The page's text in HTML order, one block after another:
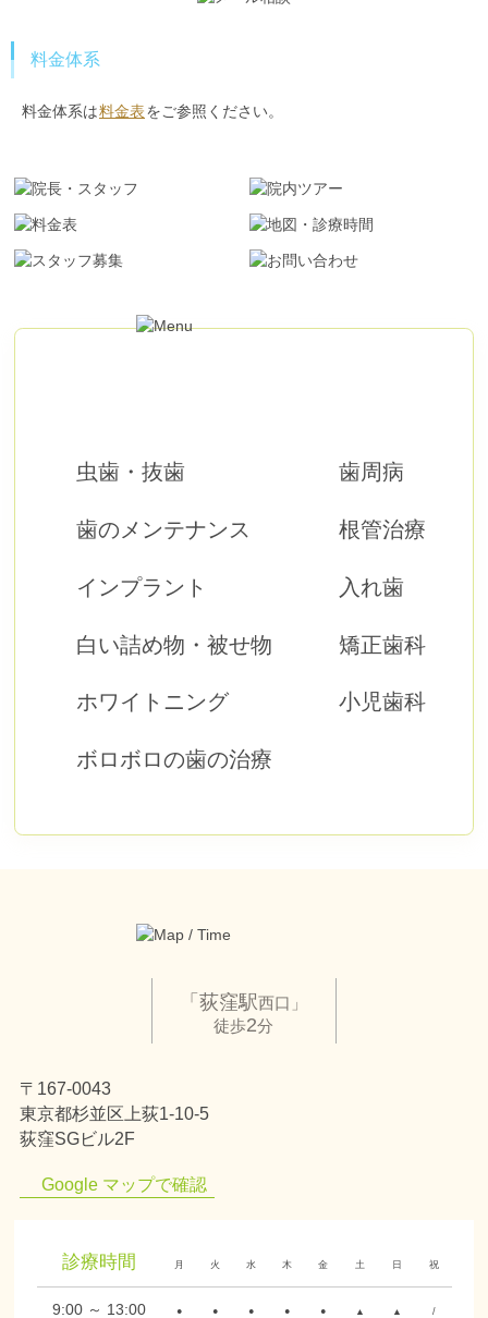
料金体系
料金体系は料金表をご参照ください。
虫歯・抜歯
歯のメンテナンス
インプラント
白い詰め物・被せ物
ホワイトニング
ボロボロの歯の治療
歯周病
根管治療
入れ歯
矯正歯科
小児歯科
「荻窪駅西口」
徒歩2分
〒167-0043
東京都杉並区上荻1-10-5
荻窪SGビル2F
Google マップで確認
診療時間 月 火 水 木 金 土 日 祝
9:00 ～ 13:00 ● ● ● ● ● ▲ ▲ /